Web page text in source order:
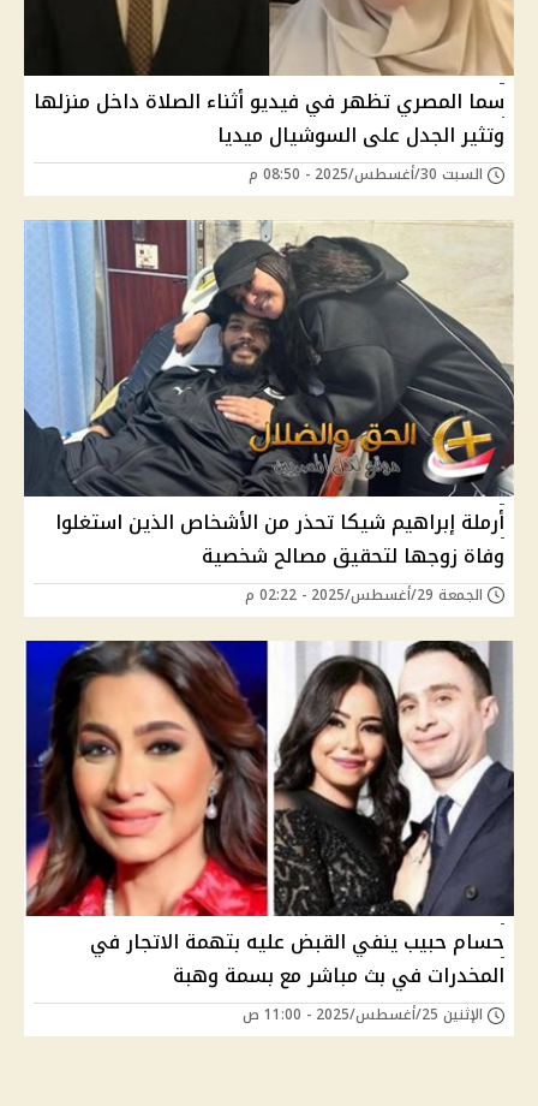
سما المصري تظهر في فيديو أثناء الصلاة داخل منزلها
وتثير الجدل على السوشيال ميديا
السبت 30/أغسطس/2025 - 08:50 م
أرملة إبراهيم شيكا تحذر من الأشخاص الذين استغلوا
وفاة زوجها لتحقيق مصالح شخصية
الجمعة 29/أغسطس/2025 - 02:22 م
حسام حبيب ينفي القبض عليه بتهمة الاتجار في
المخدرات في بث مباشر مع بسمة وهبة
الإثنين 25/أغسطس/2025 - 11:00 ص